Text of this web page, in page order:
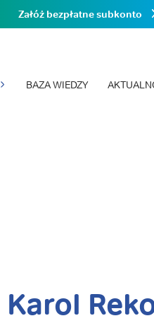
BAZA WIEDZY
Załóż bezpłatne subkonto
Karol